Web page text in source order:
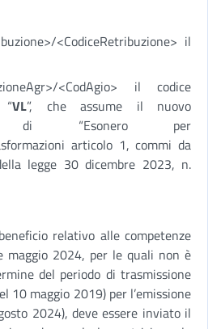
<CodiceRetribuzione> il
<CodAgio> il codice
“VL”, che assume il nuovo
di “Esonero per
articolo 1, commi da
legge 30 dicembre 2023, n.
relativo alle competenze
maggio 2024, per le quali non è
del periodo di trasmissione
10 maggio 2019) per l’emissione
2024), deve essere inviato il